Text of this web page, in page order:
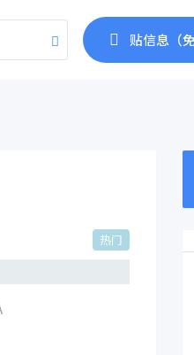
贴信息（免
热门